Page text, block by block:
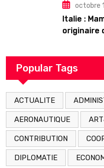
octobre
Italie :
originaire
Popular Tags
ACTUALITE
AERONAUTIQUE
CONTRIBUTION
DIPLOMATIE